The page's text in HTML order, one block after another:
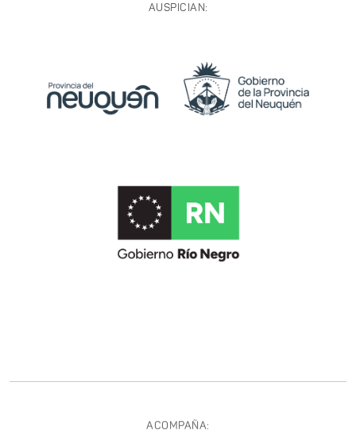
AUSPICIAN:
ACOMPAÑA: